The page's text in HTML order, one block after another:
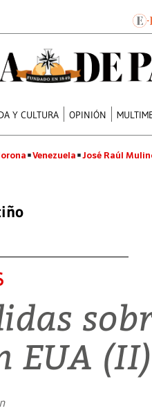
Y CULTURA OPINIÓN
Venezuela José Raúl
EUA (II)